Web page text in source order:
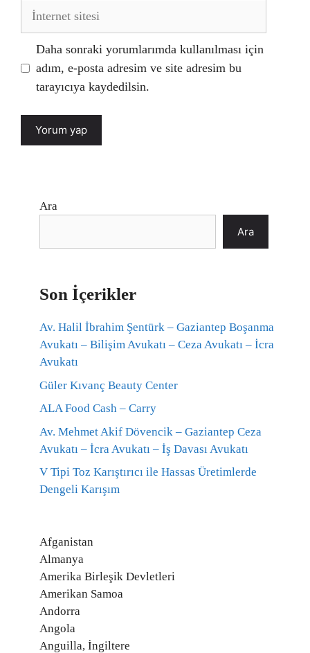
İnternet
Daha sonraki yorumlarımda kullanılması için
adım, e-posta adresim ve site adresim bu
tarayıcıya kaydedilsin.
Ara
Ara
Son İçerikler
Av. Halil İbrahim Şentürk – Gaziantep Boşanma
Avukatı – Bilişim Avukatı – Ceza Avukatı – İcra
Avukatı
Güler Kıvanç Beauty Center
ALA Food Cash – Carry
Av. Mehmet Akif Dövencik – Gaziantep Ceza
Avukatı – İcra Avukatı – İş Davası Avukatı
V Tipi Toz Karıştırıcı ile Hassas Üretimlerde
Dengeli Karışım
Afganistan
Almanya
Amerika Birleşik Devletleri
Amerikan Samoa
Andorra
Angola
Anguilla, İngiltere